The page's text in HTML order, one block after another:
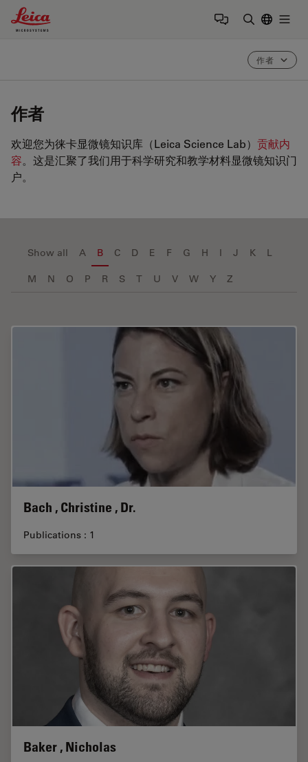
Leica Microsystems Logo
作者
作者
欢迎您为徕卡显微镜知识库（Leica Science Lab） 贡献内
容。这是汇聚了我们用于科学研究和教学材料显微镜知识门
户。
Show all A B C D E F G H I J K L
M N O P R S T U V W Y Z
Bach , Christine , Dr.
Publications : 1
Baker , Nicholas